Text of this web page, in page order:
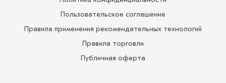
Пользовательское соглашение
Правила применения рекомендательных технологий
Правила торговли
Публичная оферта